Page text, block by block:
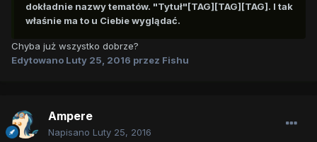
dokładnie nazwy tematów. "Tytuł"[TAG][TAG][TAG]. I tak
właśnie ma to u Ciebie wyglądać.
Chyba już wszystko dobrze?
Edytowano Luty 25, 2016 przez Fishu
Ampere
Napisano Luty 25, 2016